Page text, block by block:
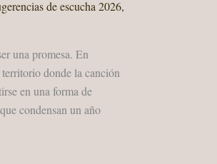
de escucha 2026,
una promesa. En
donde la canción
en una forma de
condensan un año